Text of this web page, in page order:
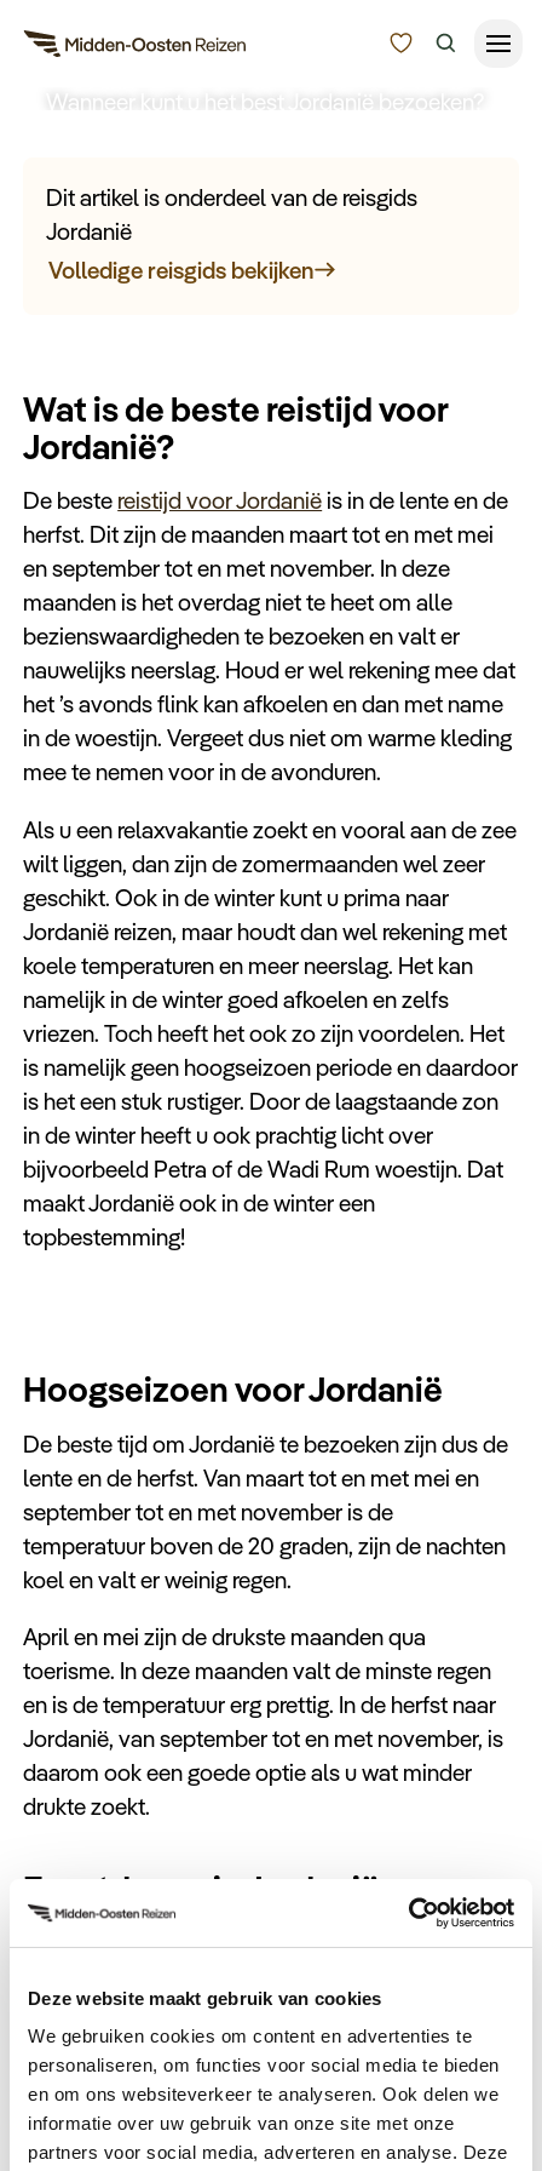
Deze website maakt gebruik van cookies
We gebruiken cookies om content en advertenties te
personaliseren, om functies voor social media te bieden
en om ons websiteverkeer te analyseren. Ook delen we
informatie over uw gebruik van onze site met onze
partners voor social media, adverteren en analyse. Deze
Meer
Beste reistijd Jordanië
Wanneer kunt u het best Jordanië bezoeken?
gaat.
Dit artikel is onderdeel van de reisgids
Jordanië
Volledige reisgids bekijken
Wat is de beste reistijd voor
Jordanië?
De beste reistijd voor Jordaniëis in de lente en de
herfst. Dit zijn de maanden maart tot en met mei
en september tot en met november. In deze
maanden is het overdag niet te heet om alle
bezienswaardigheden te bezoeken en valt er
nauwelijks neerslag. Houd er wel rekening mee dat
het ’s avonds flink kan afkoelen en dan met name
in de woestijn. Vergeet dus niet om warme kleding
mee te nemen voor in de avonduren.
Als u een relaxvakantie zoekt en vooral aan de zee
wilt liggen, dan zijn de zomermaanden wel zeer
geschikt. Ook in de winter kunt u prima naar
Jordanië reizen, maar houdt dan wel rekening met
koele temperaturen en meer neerslag. Het kan
namelijk in de winter goed afkoelen en zelfs
vriezen. Toch heeft het ook zo zijn voordelen. Het
is namelijk geen hoogseizoen periode en daardoor
is het een stuk rustiger. Door de laagstaande zon
in de winter heeft u ook prachtig licht over
bijvoorbeeld Petra of de Wadi Rum woestijn. Dat
maakt Jordanië ook in de winter een
topbestemming!
Hoogseizoen voor Jordanië
De beste tijd om Jordanië te bezoeken zijn dus de
lente en de herfst. Van maart tot en met mei en
september tot en met november is de
temperatuur boven de 20 graden, zijn de nachten
koel en valt er weinig regen.
April en mei zijn de drukste maanden qua
toerisme. In deze maanden valt de minste regen
en is de temperatuur erg prettig. In de herfst naar
Jordanië, van september tot en met november, is
daarom ook een goede optie als u wat minder
drukte zoekt.
Feestdagen in Jordanië
Het is ook altijd handig om rekening te houden met
komen veel mensen van over heel de wereld naar
het Midden-Oosten om bijvoorbeeld hun familie
te bezoeken en kan het dus zijn dat vluchten
sneller volgeboekt zijn. Zorg dus dat u uw vakantie
naar Jordanië niet last-minute hoeft te boeken.